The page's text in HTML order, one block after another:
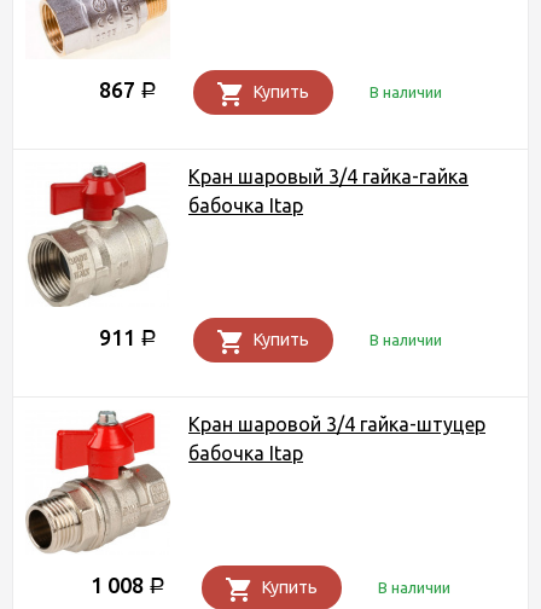
867 Р Купить В наличии
Кран шаровый 3/4 гайка-гайка
бабочка Itap
911 Р Купить В наличии
Кран шаровой 3/4 гайка-штуцер
бабочка Itap
1 008 Р Купить В наличии